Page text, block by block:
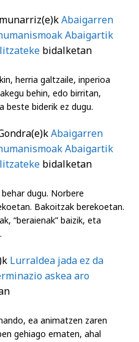
(e)kAbaigarren
Abaigartik
bidalketan
herria galtzaile, inperioa
behin, edo birritan,
beste biderik ez dugu.
(e)kAbaigarren
Abaigartik
bidalketan
dugu. Norbere
Bakoitzak berekoetan.
“beraienak” baizik, eta
Lurraldea jada ez da
askea aro
ea animatzen zaren
gehiago ematen, ahal